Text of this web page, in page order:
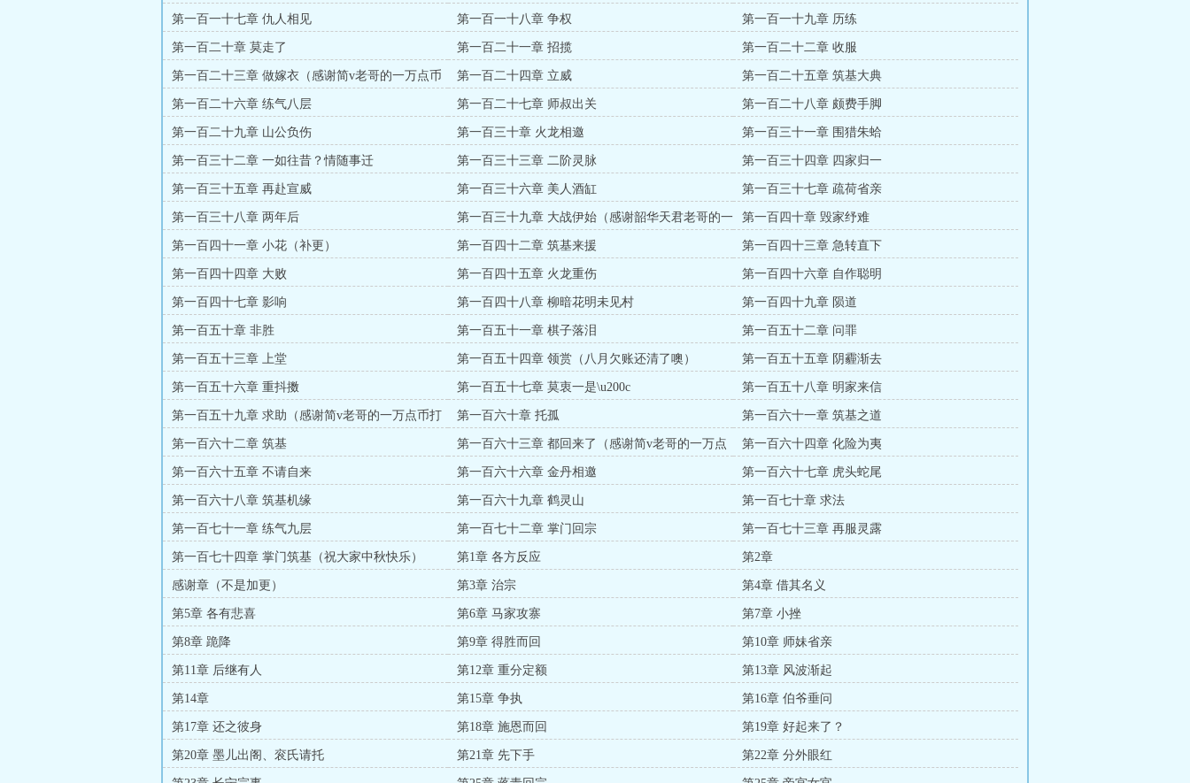
第一百一十七章 仇人相见 第一百一十八章 争权 第一百一十九章 历练
第一百二十章 莫走了 第一百二十一章 招揽 第一百二十二章 收服
第一百二十三章 做嫁衣（感谢简v老哥的一万点币
打赏）
第一百二十四章 立威 第一百二十五章 筑基大典
第一百二十六章 练气八层 第一百二十七章 师叔出关 第一百二十八章 颇费手脚
第一百二十九章 山公负伤 第一百三十章 火龙相邀 第一百三十一章 围猎朱蛤
第一百三十二章 一如往昔？情随事迁 第一百三十三章 二阶灵脉 第一百三十四章 四家归一
第一百三十五章 再赴宣威 第一百三十六章 美人酒缸 第一百三十七章 疏荷省亲
第一百三十八章 两年后
第一百三十九章 大战伊始（感谢韶华天君老哥的一
万点币）
第一百四十章 毁家纾难
第一百四十一章 小花（补更） 第一百四十二章 筑基来援 第一百四十三章 急转直下
第一百四十四章 大败 第一百四十五章 火龙重伤 第一百四十六章 自作聪明
第一百四十七章 影响 第一百四十八章 柳暗花明未见村 第一百四十九章 陨道
第一百五十章 非胜 第一百五十一章 棋子落泪 第一百五十二章 问罪
第一百五十三章 上堂 第一百五十四章 领赏（八月欠账还清了噢） 第一百五十五章 阴霾渐去
第一百五十六章 重抖擞 第一百五十七章 莫衷一是\u200c 第一百五十八章 明家来信
第一百五十九章 求助（感谢简v老哥的一万点币打
赏）
第一百六十章 托孤 第一百六十一章 筑基之道
第一百六十二章 筑基
第一百六十三章 都回来了（感谢简v老哥的一万点
币打赏）
第一百六十四章 化险为夷
第一百六十五章 不请自来 第一百六十六章 金丹相邀 第一百六十七章 虎头蛇尾
第一百六十八章 筑基机缘 第一百六十九章 鹤灵山 第一百七十章 求法
第一百七十一章 练气九层 第一百七十二章 掌门回宗 第一百七十三章 再服灵露
第一百七十四章 掌门筑基（祝大家中秋快乐） 第1章 各方反应 第2章
感谢章（不是加更） 第3章 治宗 第4章 借其名义
第5章 各有悲喜 第6章 马家攻寨 第7章 小挫
第8章 跪降 第9章 得胜而回 第10章 师妹省亲
第11章 后继有人 第12章 重分定额 第13章 风波渐起
第14章 第15章 争执 第16章 伯爷垂问
第17章 还之彼身 第18章 施恩而回 第19章 好起来了？
第20章 墨儿出阁、衮氏请托 第21章 先下手 第22章 分外眼红